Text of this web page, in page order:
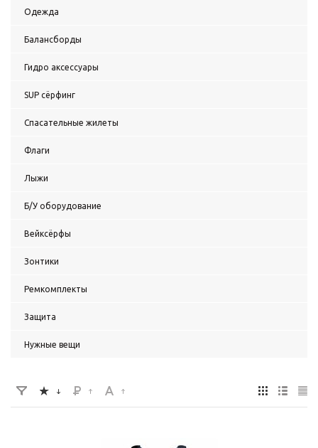
Одежда
Балансборды
Гидро аксессуары
SUP сёрфинг
Спасательные жилеты
Флаги
Лыжи
Б/У оборудование
Вейксёрфы
Зонтики
Ремкомплекты
Защита
Нужные вещи